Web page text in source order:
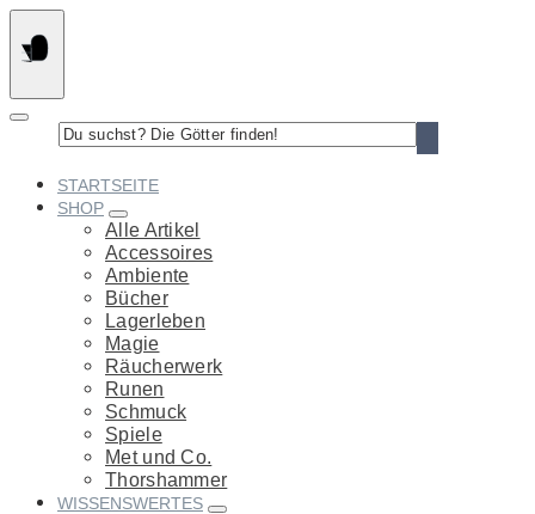
Springe
zum
Inhalt
suchst?
STARTSEITE
SHOP
Alle Artikel
Accessoires
Ambiente
Bücher
Lagerleben
Magie
Räucherwerk
Runen
Schmuck
Spiele
Met und Co.
Thorshammer
WISSENSWERTES